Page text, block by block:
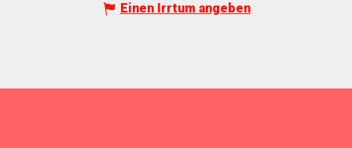
Einen Irrtum angeben